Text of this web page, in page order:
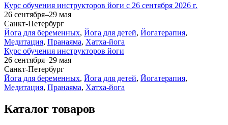
Курс обучения инструкторов йоги с 26 сентября 2026 г.
26 сентября–29 мая
Санкт-Петербург
Йога для беременных, Йога для детей, Йогатерапия,
Медитация, Пранаяма, Хатха-йога
Курс обучения инструкторов йоги
26 сентября–29 мая
Санкт-Петербург
Йога для беременных, Йога для детей, Йогатерапия,
Медитация, Пранаяма, Хатха-йога
Каталог товаров